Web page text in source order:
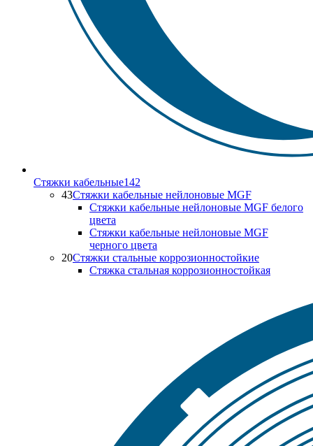
Стяжки кабельные142
43Стяжки кабельные нейлоновые MGF
Стяжки кабельные нейлоновые MGF белого
цвета
Стяжки кабельные нейлоновые MGF
черного цвета
20Стяжки стальные коррозионностойкие
Стяжка стальная коррозионностойкая